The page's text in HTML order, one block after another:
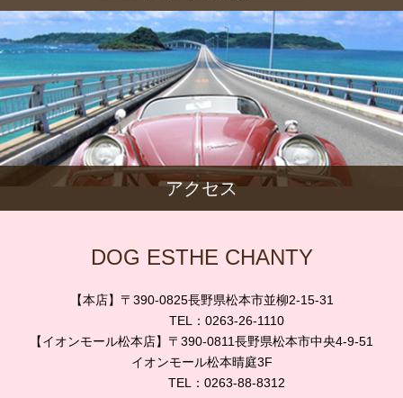
アクセス
DOG ESTHE CHANTY
【本店】〒390-0825長野県松本市並柳2-15-31
TEL：0263-26-1110
【イオンモール松本店】〒390-0811長野県松本市中央4-9-51
イオンモール松本晴庭3F
TEL：0263-88-8312